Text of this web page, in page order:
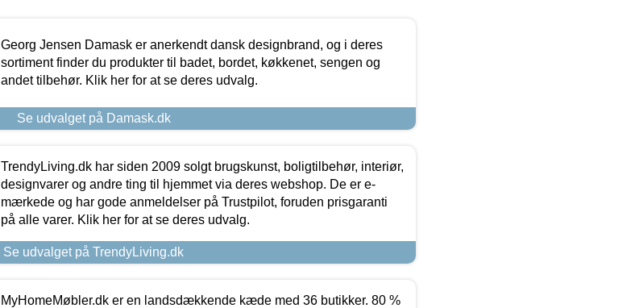
Georg Jensen Damask er anerkendt dansk designbrand, og i deres
sortiment finder du produkter til badet, bordet, køkkenet, sengen og
andet tilbehør. Klik her for at se deres udvalg.
Se udvalget på Damask.dk
TrendyLiving.dk har siden 2009 solgt brugskunst, boligtilbehør, interiør,
designvarer og andre ting til hjemmet via deres webshop. De er e-
mærkede og har gode anmeldelser på Trustpilot, foruden prisgaranti
på alle varer. Klik her for at se deres udvalg.
Se udvalget på TrendyLiving.dk
MyHomeMøbler.dk er en landsdækkende kæde med 36 butikker. 80 %